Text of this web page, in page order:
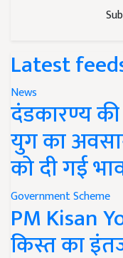
Latest
News
दंडकारण्य
युग का
को दी गई
Government Scheme
PM Kisan
किस्त का